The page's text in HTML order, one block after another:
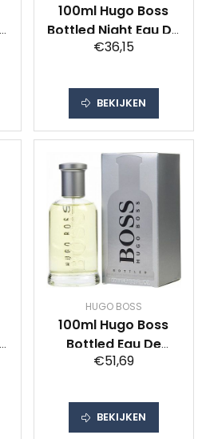
100ml Hugo Boss
Bottled Night Eau De
Toilette Man
€36,15
BEKIJKEN
HUGO BOSS
100ml Hugo Boss
Bottled Eau De
Toilette Spray Man
€51,69
BEKIJKEN